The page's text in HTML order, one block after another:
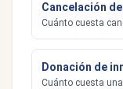
Cancelación
Cuánto cuesta
Donación de
Cuánto cuesta